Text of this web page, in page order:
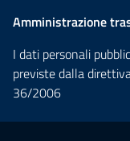
Amministrazione
I dati personali
previste dalla
36/2006